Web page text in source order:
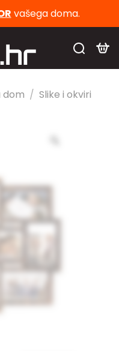
vašega doma.
dom / Slike i okviri